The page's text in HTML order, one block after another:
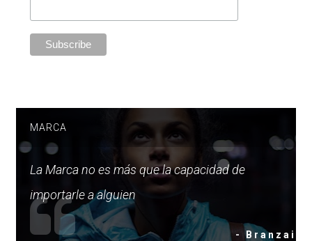
MARCA
La Marca no es más que la capacidad de
importarle a alguien
- Branzai